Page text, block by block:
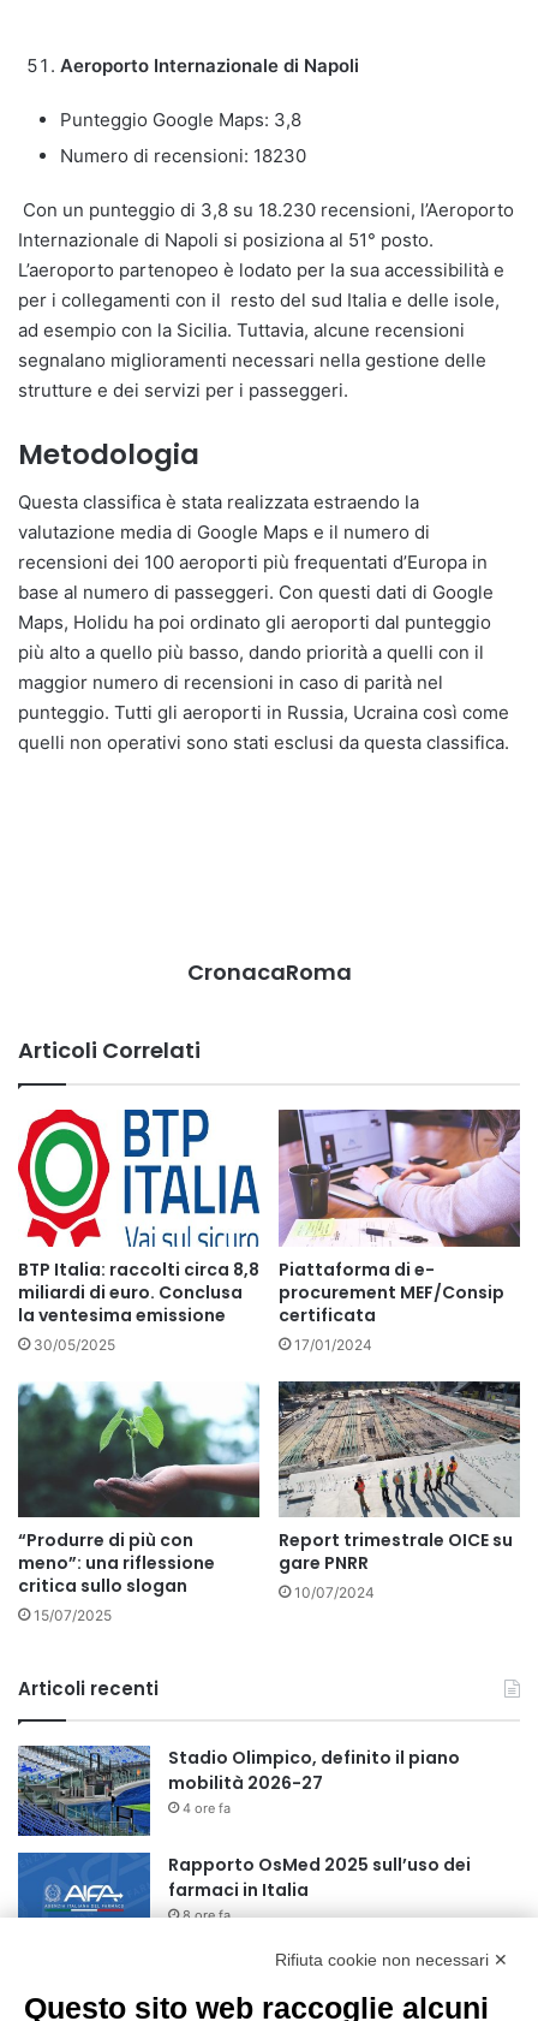
Aeroporto Internazionale di Napoli
Punteggio Google Maps: 3,8
Numero di recensioni: 18230
Con un punteggio di 3,8 su 18.230 recensioni, l’Aeroporto
Internazionale di Napoli si posiziona al 51° posto.
L’aeroporto partenopeo è lodato per la sua accessibilità e
per i collegamenti con il resto del sud Italia e delle isole,
ad esempio con la Sicilia. Tuttavia, alcune recensioni
segnalano miglioramenti necessari nella gestione delle
strutture e dei servizi per i passeggeri.
Metodologia
Questa classifica è stata realizzata estraendo la
valutazione media di Google Maps e il numero di
recensioni dei 100 aeroporti più frequentati d’Europa in
base al numero di passeggeri. Con questi dati di Google
Maps, Holidu ha poi ordinato gli aeroporti dal punteggio
più alto a quello più basso, dando priorità a quelli con il
maggior numero di recensioni in caso di parità nel
punteggio. Tutti gli aeroporti in Russia, Ucraina così come
quelli non operativi sono stati esclusi da questa classifica.
CronacaRoma
Articoli Correlati
BTP Italia: raccolti circa 8,8
miliardi di euro. Conclusa
la ventesima emissione
30/05/2025
Piattaforma di e-
procurement MEF/Consip
certificata
17/01/2024
“Produrre di più con
meno”: una riflessione
critica sullo slogan
15/07/2025
Report trimestrale OICE su
gare PNRR
10/07/2024
Articoli recenti
Stadio Olimpico, definito il piano
mobilità 2026-27
4 ore fa
Rapporto OsMed 2025 sull’uso dei
farmaci in Italia
8 ore fa
Turismo, a Ferragosto previsti 662 mila
arrivi e 1,7 milioni di presenze
Rifiuta cookie non necessari ✕
Questo sito web raccoglie alcuni